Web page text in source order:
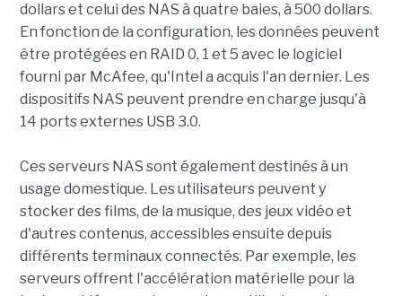
dollars et celui des NAS à quatre baies, à 500 dollars.
En fonction de la configuration, les données peuvent
être protégées en RAID 0, 1 et 5 avec le logiciel
fourni par McAfee, qu'Intel a acquis l'an dernier. Les
dispositifs NAS peuvent prendre en charge jusqu'à
14 ports externes USB 3.0.
Ces serveurs NAS sont également destinés à un
usage domestique. Les utilisateurs peuvent y
stocker des films, de la musique, des jeux vidéo et
d'autres contenus, accessibles ensuite depuis
différents terminaux connectés. Par exemple, les
serveurs offrent l'accélération matérielle pour la